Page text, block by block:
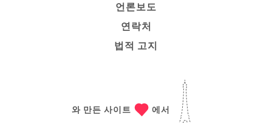
언론보도
연락처
법적 고지
와 만든 사이트 에서